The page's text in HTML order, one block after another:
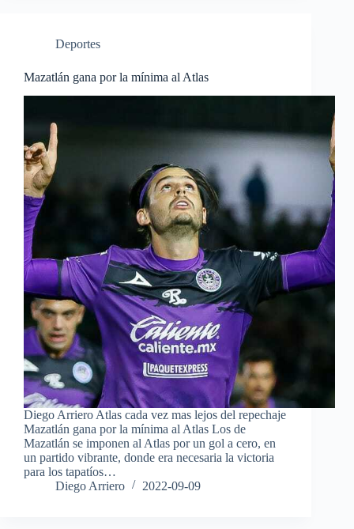
Deportes
Mazatlán gana por la mínima al Atlas
Diego Arriero Atlas cada vez mas lejos del repechaje
Mazatlán gana por la mínima al Atlas Los de
Mazatlán se imponen al Atlas por un gol a cero, en
un partido vibrante, donde era necesaria la victoria
para los tapatíos…
Diego Arriero
2022-09-09